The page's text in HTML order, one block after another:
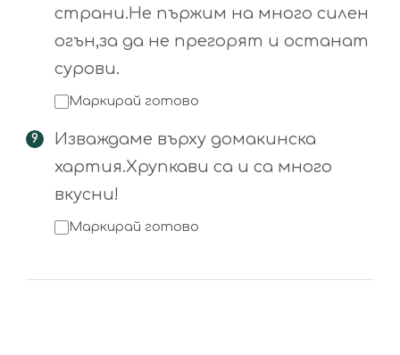
страни.Не пържим на много силен
огън,за да не прегорят и останат
сурови.
Маркирай готово
Изваждаме върху домакинска
хартия.Хрупкави са и са много
вкусни!
Маркирай готово